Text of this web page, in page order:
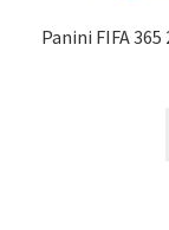
Panini FIFA